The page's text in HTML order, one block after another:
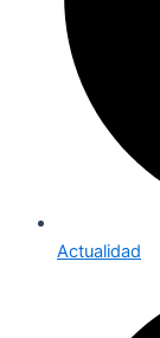
Actualidad